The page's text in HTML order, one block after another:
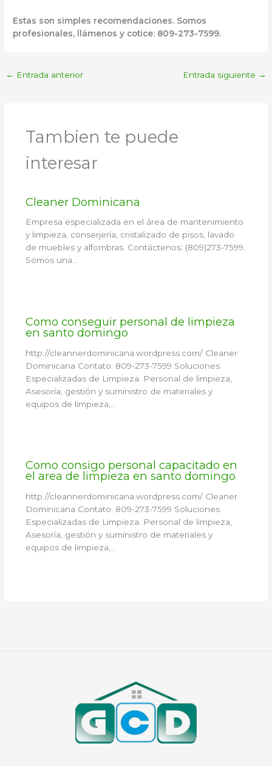
Estas son simples recomendaciones. Somos
profesionales, llámenos y cotice: 809-273-7599.
← Entrada anterior Entrada siguiente →
Tambien te puede
interesar
Cleaner Dominicana
Empresa especializada en el área de mantenimiento
y limpieza, conserjería, cristalizado de pisos, lavado
de muebles y alfombras. Contáctenos: (809)273-7599.
Somos una…
Como conseguir personal de limpieza
en santo domingo
http://cleannerdominicana.wordpress.com/ Cleaner
Dominicana Contato: 809-273-7599 Soluciones
Especializadas de Limpieza. Personal de limpieza,
Asesoría, gestión y suministro de materiales y
equipos de limpieza,…
Como consigo personal capacitado en
el area de limpieza en santo domingo
http://cleannerdominicana.wordpress.com/ Cleaner
Dominicana Contato: 809-273-7599 Soluciones
Especializadas de Limpieza. Personal de limpieza,
Asesoría, gestión y suministro de materiales y
equipos de limpieza,…